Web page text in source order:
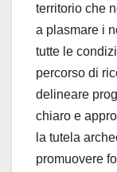
territorio che
a plasmare i
tutte le
percorso di
delineare
chiaro e
la tutela
promuovere